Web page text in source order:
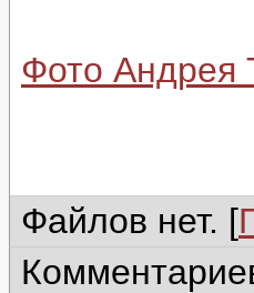
Фото Андрея
Файлов нет. [